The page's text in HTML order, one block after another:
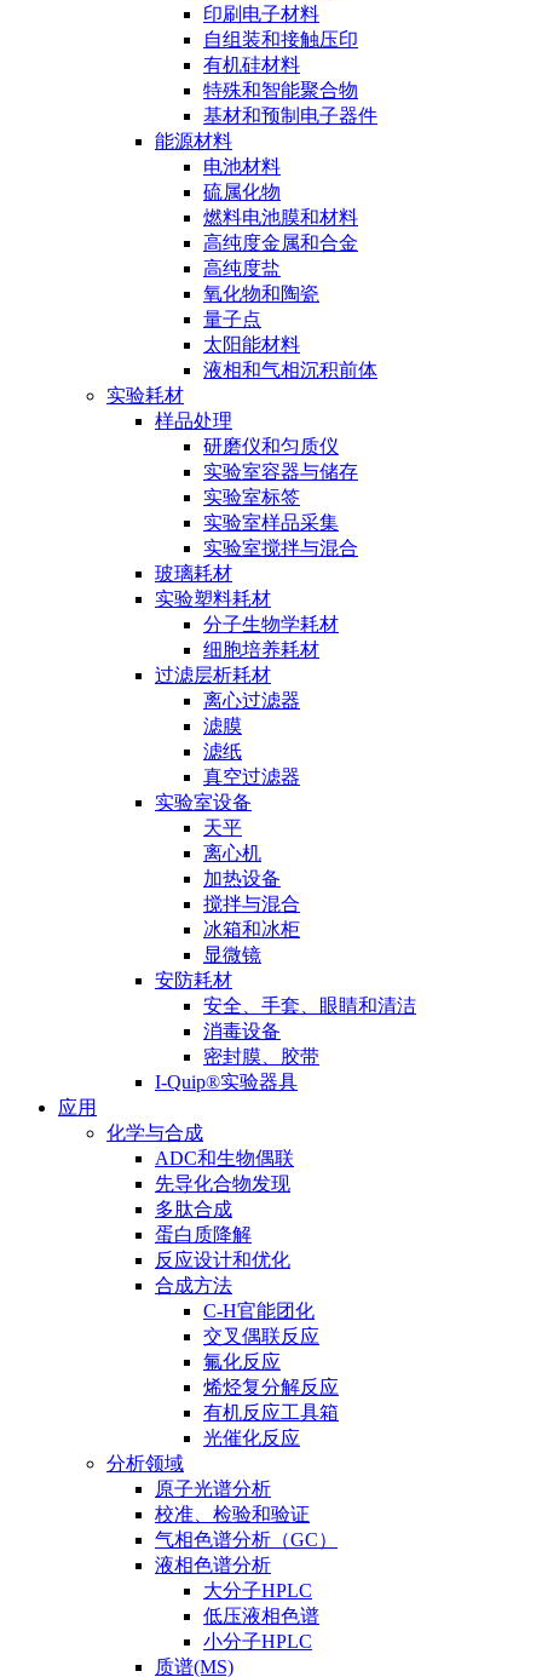
印刷电子材料
自组装和接触压印
有机硅材料
特殊和智能聚合物
基材和预制电子器件
能源材料
电池材料
硫属化物
燃料电池膜和材料
高纯度金属和合金
高纯度盐
氧化物和陶瓷
量子点
太阳能材料
液相和气相沉积前体
实验耗材
样品处理
研磨仪和匀质仪
实验室容器与储存
实验室标签
实验室样品采集
实验室搅拌与混合
玻璃耗材
实验塑料耗材
分子生物学耗材
细胞培养耗材
过滤层析耗材
离心过滤器
滤膜
滤纸
真空过滤器
实验室设备
天平
离心机
加热设备
搅拌与混合
冰箱和冰柜
显微镜
安防耗材
安全、手套、眼睛和清洁
消毒设备
密封膜、胶带
I-Quip®️实验器具
应用
化学与合成
ADC和生物偶联
先导化合物发现
多肽合成
蛋白质降解
反应设计和优化
合成方法
C-H官能团化
交叉偶联反应
氟化反应
烯烃复分解反应
有机反应工具箱
光催化反应
分析领域
原子光谱分析
校准、检验和验证
气相色谱分析（GC）
液相色谱分析
大分子HPLC
低压液相色谱
小分子HPLC
质谱(MS)